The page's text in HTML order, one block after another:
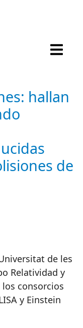
hallan
de
de les
Relatividad y
consorcios
y Einstein